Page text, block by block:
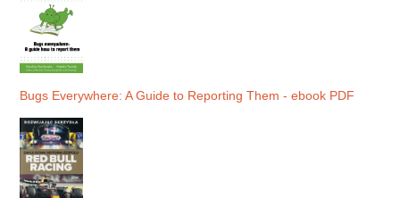
Bugs Everywhere: A Guide to Reporting Them - ebook PDF